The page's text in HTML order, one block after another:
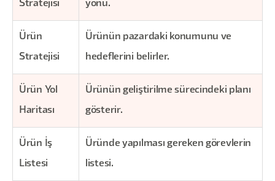
Stratejisi yönü.
Ürün
Stratejisi
Ürünün pazardaki konumunu ve
hedeflerini belirler.
Ürün Yol
Haritası
Ürünün geliştirilme sürecindeki planı
gösterir.
Ürün İş
Listesi
Üründe yapılması gereken görevlerin
listesi.